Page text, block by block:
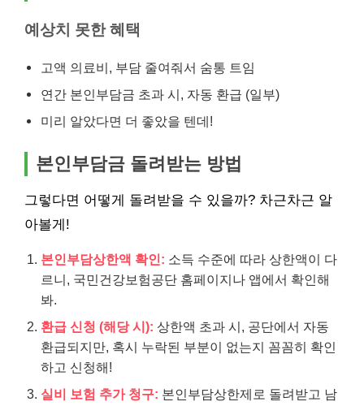
예상치 못한 혜택
고액 의료비, 부담 줄여줘서 숨통 트임
연간 본인부담금 초과 시, 자동 환급 (일부)
미리 알았다면 더 좋았을 텐데!
본인부담금 돌려받는 방법
그렇다면 어떻게 돌려받을 수 있을까? 차근차근 알
아볼게!
본인부담상한액 확인: 소득 수준에 따라 상한액이 다
르니, 국민건강보험공단 홈페이지나 앱에서 확인해
봐.
환급 신청 (해당 시): 상한액 초과 시, 공단에서 자동
환급되지만, 혹시 누락된 부분이 없는지 꼼꼼히 확인
하고 신청해!
실비 보험 추가 청구: 본인부담상한제로 돌려받고 남